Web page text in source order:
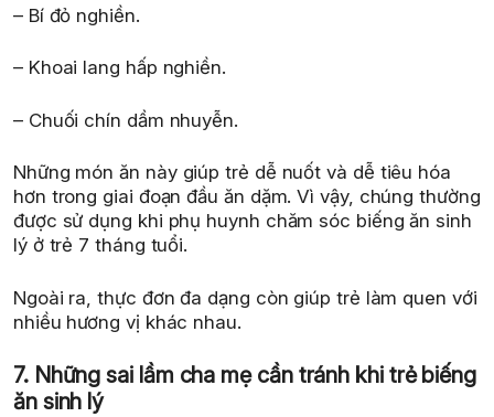
– Bí đỏ nghiền.
– Khoai lang hấp nghiền.
– Chuối chín dầm nhuyễn.
Những món ăn này giúp trẻ dễ nuốt và dễ tiêu hóa
hơn trong giai đoạn đầu ăn dặm. Vì vậy, chúng thường
được sử dụng khi phụ huynh chăm sóc biếng ăn sinh
lý ở trẻ 7 tháng tuổi.
Ngoài ra, thực đơn đa dạng còn giúp trẻ làm quen với
nhiều hương vị khác nhau.
7. Những sai lầm cha mẹ cần tránh khi trẻ biếng
ăn sinh lý